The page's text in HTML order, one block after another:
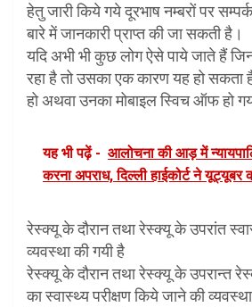
हेतु जारी किये गये दूरभाष नम्बरों पर
बारे में जानकारी प्राप्त की जा सकती है।
यदि अभी भी कुछ लोग ऐसे पाये जाते हैं
रहा है तो उसका एक कारण यह हो सकता
हो अथवा उनका मोबाइल स्विच ऑफ हो
यह भी पढ़ें - आलोचना की आड़ में
करना अपराध, दिल्ली हाईकोर्ट ने यूट्यूबर
रेस्क्यू के दौरान तथा रेस्क्यू के उपरांत
व्यवस्था की गयी है
रेस्क्यू के दौरान तथा रेस्क्यू के उपरान्त
का स्वास्थ्य परीक्षण किये जाने की